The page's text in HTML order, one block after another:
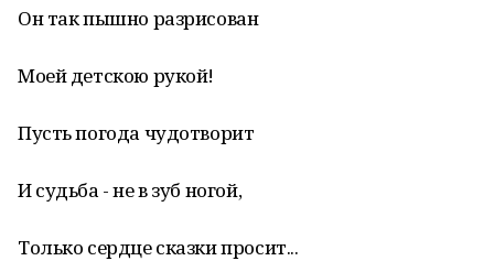
Он так пышно разрисован
Моей детскою рукой!
Пусть погода чудотворит
И судьба - не в зуб ногой,
Только сердце сказки просит...